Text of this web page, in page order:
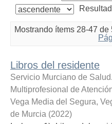
Mostrando ítems 28-47 de
Libros del residente
Servicio Murciano de
Multiprofesional de
Vega Media del Segura,
de Murcia (2022)